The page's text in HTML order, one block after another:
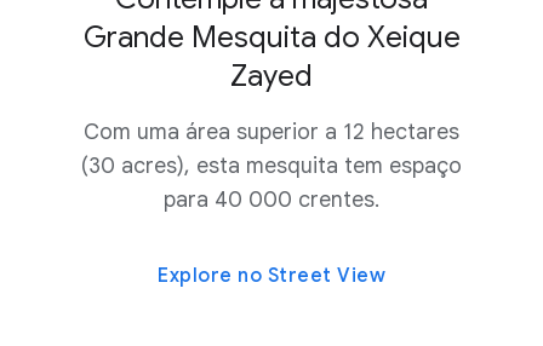
Grande Mesquita do Xeique
Zayed
Com uma área superior a 12 hectares
(30 acres), esta mesquita tem espaço
para 40 000 crentes.
Explore no Street View